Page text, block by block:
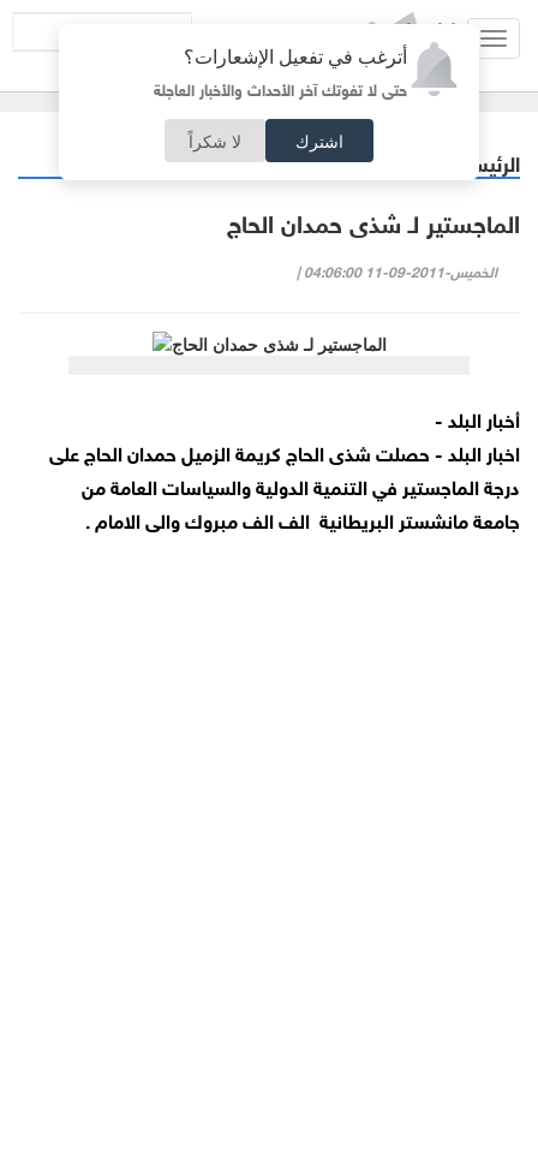
أترغب في تفعيل الإشعارات؟
حتى لا تفوتك آخر الأحداث والأخبار العاجلة
اشترك لا شكراً
الرئيسية خبر وصورة
الماجستير لـ شذى حمدان الحاج
الخميس-2011-09-11 04:06:00 |
أخبار البلد -
اخبار البلد - حصلت شذى الحاج كريمة الزميل حمدان الحاج على
درجة الماجستير في التنمية الدولية والسياسات العامة من
جامعة مانشستر البريطانية الف الف مبروك والى الامام .